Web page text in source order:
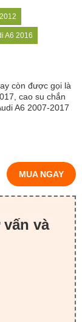
A6 2016
còn được gọi là
cao su chắn
A6 2007-2017
MUA NGAY
và